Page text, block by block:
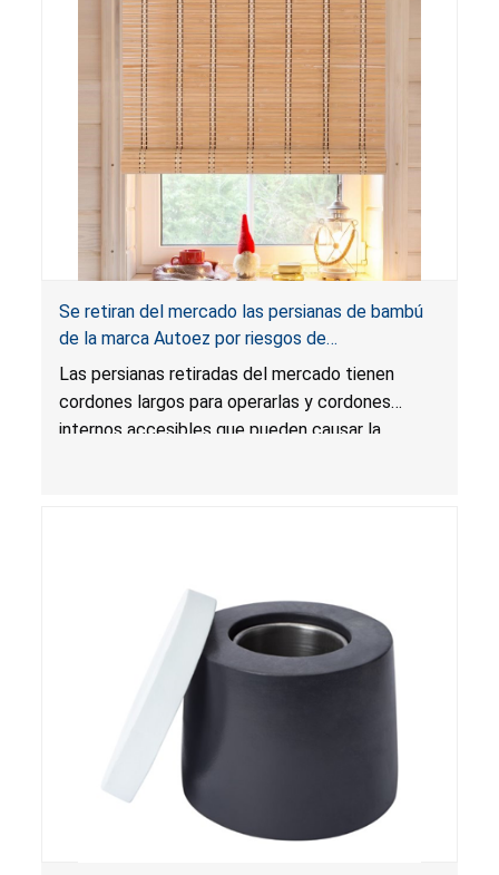
Se retiran del mercado las persianas de bambú
de la marca Autoez por riesgos de
estrangulamiento y enredo, y riesgo de lesión
grave o muerte; infringen la regla federal para
cortinas; vendidas en Walmart.com
Las persianas retiradas del mercado tienen
cordones largos para operarlas y cordones
internos accesibles que pueden causar la
etiquetado para cortinas.